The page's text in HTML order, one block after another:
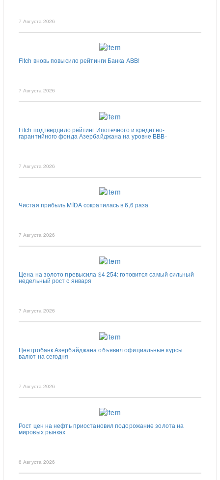
7 Августа 2026
Fitch вновь повысило рейтинги Банка ABB!
7 Августа 2026
Fitch подтвердило рейтинг Ипотечного и кредитно-
гарантийного фонда Азербайджана на уровне BBB-
7 Августа 2026
Чистая прибыль MİDA сократилась в 6,6 раза
7 Августа 2026
Цена на золото превысила $4 254: готовится самый сильный
недельный рост с января
7 Августа 2026
Центробанк Азербайджана объявил официальные курсы
валют на сегодня
7 Августа 2026
Рост цен на нефть приостановил подорожание золота на
мировых рынках
6 Августа 2026